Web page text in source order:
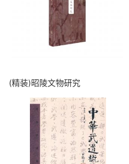
(精装)昭陵文物研究